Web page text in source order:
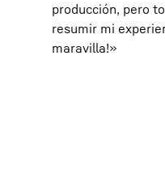
producción, pero
resumir mi
maravilla!»